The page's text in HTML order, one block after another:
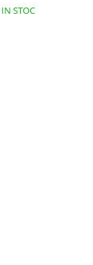
IN STOC